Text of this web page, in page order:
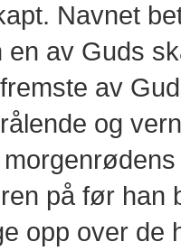
Navnet
en av Guds
av
og
på før han
opp over